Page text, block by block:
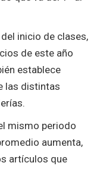
inicio de clases,
de este año
establece
las distintas
mismo periodo
aumenta,
artículos que